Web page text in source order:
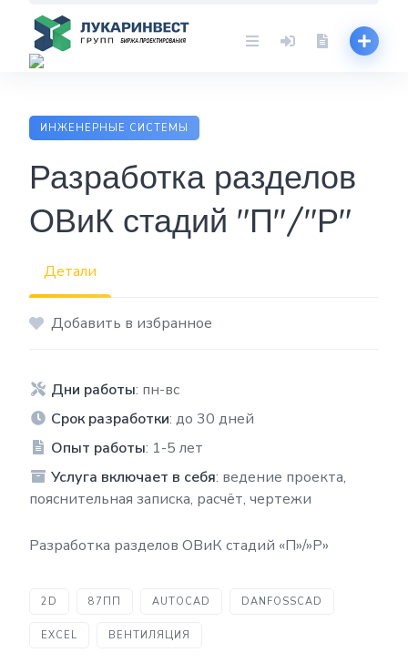
content
ИНЖЕНЕРНЫЕ СИСТЕМЫ
Разработка разделов
ОВиК стадий "П"/"Р"
Детали
Добавить в избранное
Дни работы: пн-вс
Срок разработки: до 30 дней
Опыт работы: 1-5 лет
Услуга включает в себя: ведение проекта,
пояснительная записка, расчёт, чертежи
Разработка разделов ОВиК стадий «П»/»Р»
2D 87ПП AUTOCAD DANFOSSCAD
EXCEL ВЕНТИЛЯЦИЯ